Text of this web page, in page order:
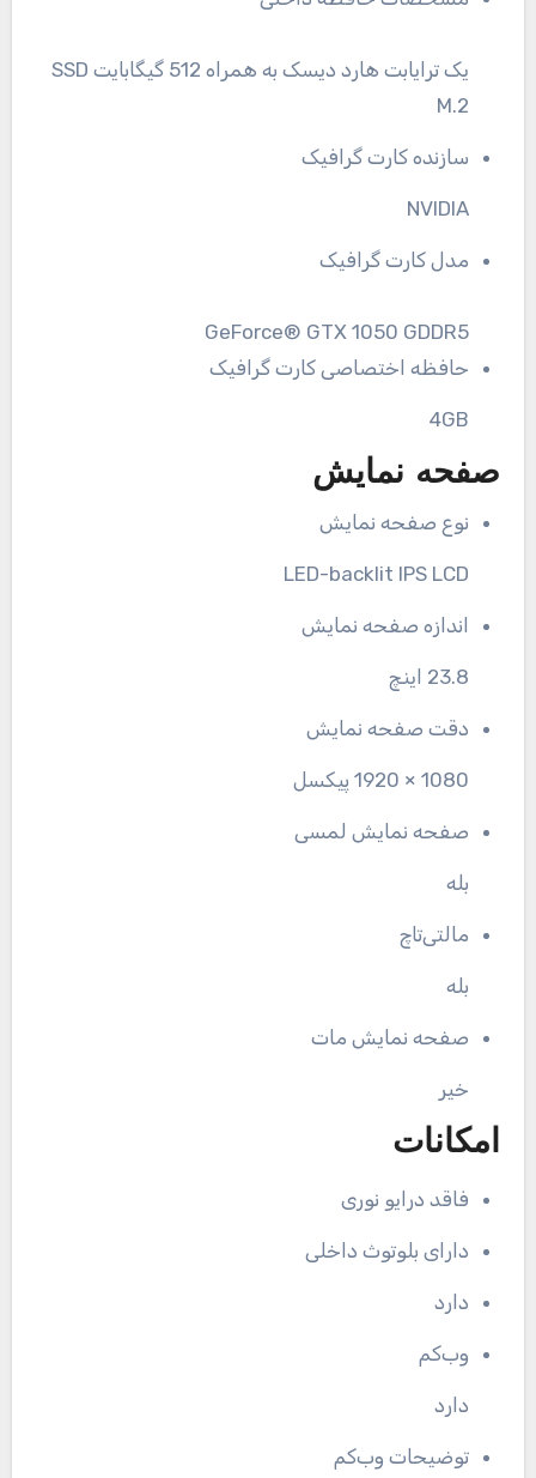
یک ترایابت هارد دیسک به همراه 512 گیگابایت SSD
M.2
سازنده کارت گرافیک
NVIDIA
مدل کارت گرافیک
GeForce® GTX 1050 GDDR5
حافظه اختصاصی کارت گرافیک
4GB
صفحه نمایش
نوع صفحه نمایش
LED-backlit IPS LCD
اندازه صفحه نمایش
23.8 اینچ
دقت صفحه نمایش
1080 × 1920 پیکسل
صفحه نمایش لمسی
بله
مالتی‌تاچ
بله
صفحه نمایش مات
خیر
امکانات
فاقد درایو نوری
دارای بلوتوث داخلی
دارد
وب‌کم
دارد
توضیحات وب‌کم